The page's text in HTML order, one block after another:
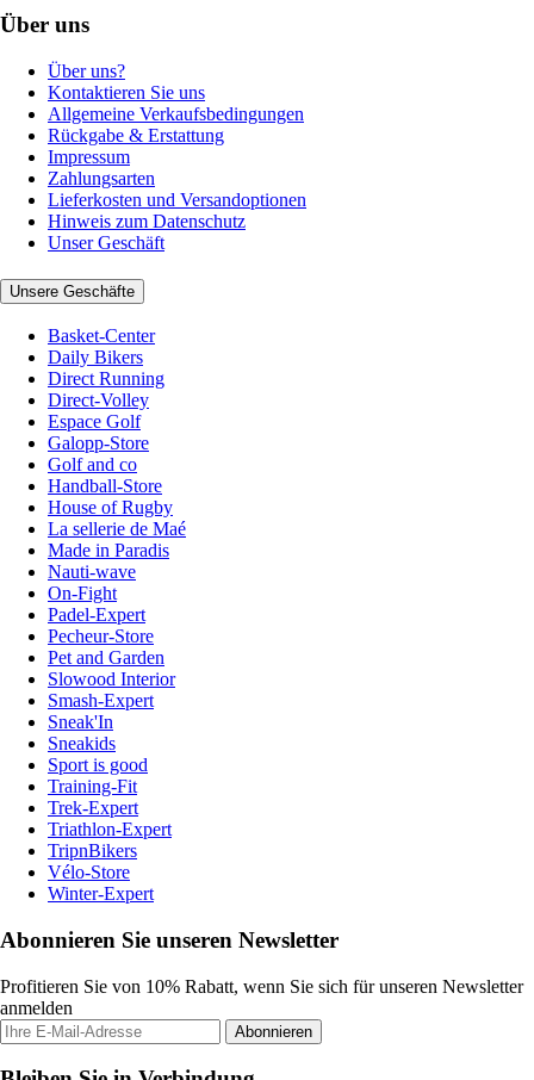
Über uns
Über uns?
Kontaktieren Sie uns
Allgemeine Verkaufsbedingungen
Rückgabe & Erstattung
Impressum
Zahlungsarten
Lieferkosten und Versandoptionen
Hinweis zum Datenschutz
Unser Geschäft
Unsere Geschäfte
Basket-Center
Daily Bikers
Direct Running
Direct-Volley
Espace Golf
Galopp-Store
Golf and co
Handball-Store
House of Rugby
La sellerie de Maé
Made in Paradis
Nauti-wave
On-Fight
Padel-Expert
Pecheur-Store
Pet and Garden
Slowood Interior
Smash-Expert
Sneak'In
Sneakids
Sport is good
Training-Fit
Trek-Expert
Triathlon-Expert
TripnBikers
Vélo-Store
Winter-Expert
Abonnieren Sie unseren Newsletter
Profitieren Sie von 10% Rabatt, wenn Sie sich für unseren Newsletter
anmelden
Abonnieren